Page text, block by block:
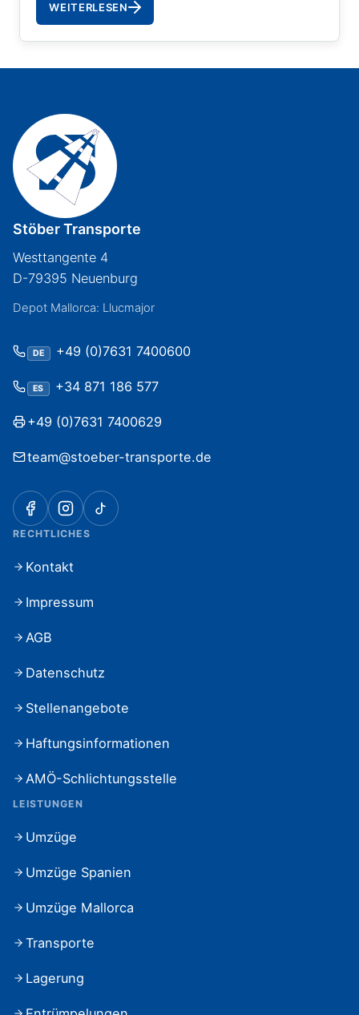
Witterungsschaden – Ihr Fahrzeug kommt in
demselben Zustand an, in dem es abgeholt wurde.
WEITERLESEN
Stöber Transporte
Westtangente 4
D-79395 Neuenburg
Depot Mallorca: Llucmajor
DE +49 (0)7631 7400600
ES +34 871 186 577
+49 (0)7631 7400629
team@stoeber-transporte.de
RECHTLICHES
Kontakt
Impressum
AGB
Datenschutz
Stellenangebote
Haftungsinformationen
AMÖ-Schlichtungsstelle
LEISTUNGEN
Umzüge
Umzüge Spanien
Umzüge Mallorca
Transporte
Lagerung